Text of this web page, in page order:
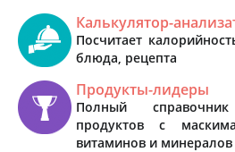
Калькулятор-
Посчитает
блюда, рецепта
Продукты-лидеры
Полный
продуктов с
витаминов и минералов